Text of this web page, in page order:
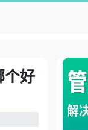
盈易教培
管理平台
个好